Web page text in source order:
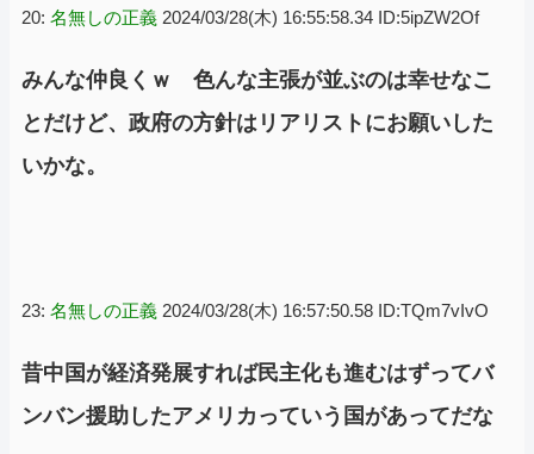
20: 名無しの正義 2024/03/28(木) 16:55:58.34 ID:5ipZW2Of
みんな仲良くｗ 色んな主張が並ぶのは幸せなこ
とだけど、政府の方針はリアリストにお願いした
いかな。
23: 名無しの正義 2024/03/28(木) 16:57:50.58 ID:TQm7vIvO
昔中国が経済発展すれば民主化も進むはずってバ
ンバン援助したアメリカっていう国があってだな